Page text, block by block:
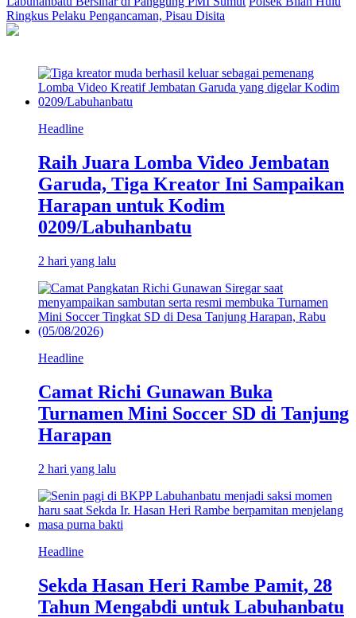
Ringkus Pelaku Pengancaman, Pisau Disita
Headline
Raih Juara Lomba Video Jembatan
Garuda, Tiga Kreator Ini Sampaikan
Harapan untuk Kodim
0209/Labuhanbatu
2 hari yang lalu
Headline
Camat Richi Gunawan Buka
Turnamen Mini Soccer SD di Tanjung
Harapan
2 hari yang lalu
Headline
Sekda Hasan Heri Rambe Pamit, 28
Tahun Mengabdi untuk Labuhanbatu